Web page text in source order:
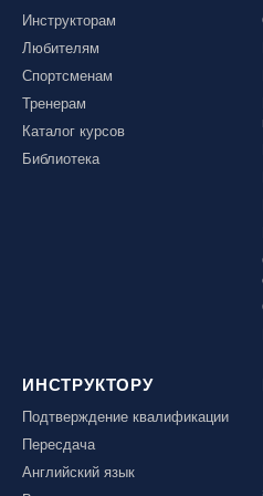
Инструкторам
Любителям
Спортсменам
Тренерам
Каталог курсов
Библиотека
ИНСТРУКТОРУ
Подтверждение квалификации
Пересдача
Английский язык